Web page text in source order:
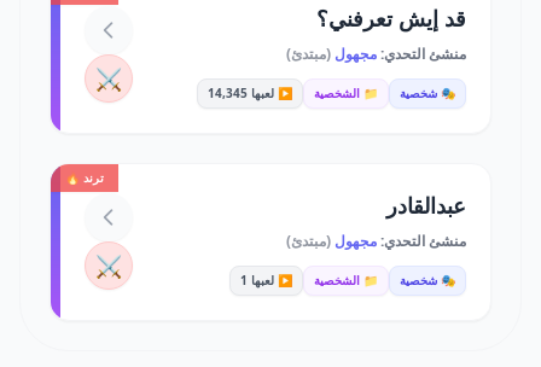
قد إيش تعرفني؟
منشئ التحدي:مجهول (مبتدئ)
🎭 شخصية 📁 الشخصية ▶️ لعبها 14,345 ⚔️
ترند 🔥
عبدالقادر
منشئ التحدي:مجهول (مبتدئ)
🎭 شخصية 📁 الشخصية ▶️ لعبها 1 ⚔️